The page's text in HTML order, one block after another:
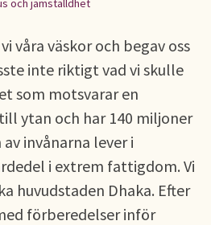
och jämställdhet
våra väskor och begav oss
inte riktigt vad vi skulle
som motsvarar en
ytan och har 140 miljoner
invånarna lever i
i extrem fattigdom. Vi
huvudstaden Dhaka. Efter
förberedelser inför